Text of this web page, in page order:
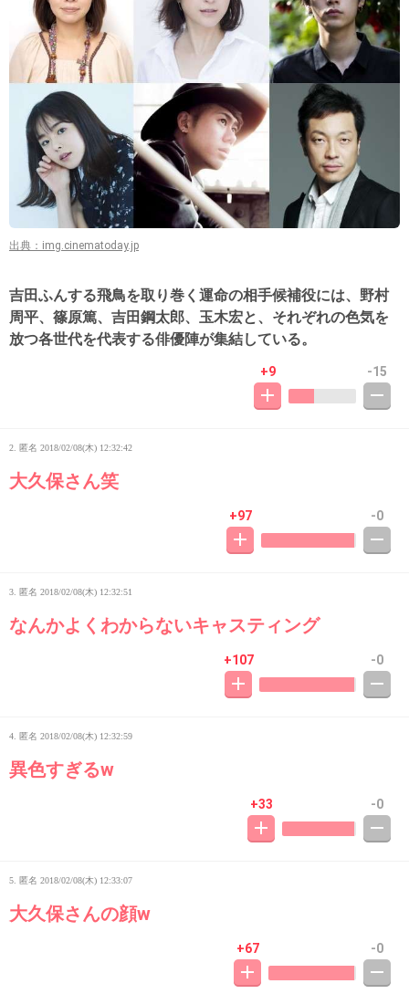
出典：img.cinematoday.jp
吉田ふんする飛鳥を取り巻く運命の相手候補役には、野村
周平、篠原篤、吉田鋼太郎、玉木宏と、それぞれの色気を
放つ各世代を代表する俳優陣が集結している。
+9 -15
2. 匿名 2018/02/08(木) 12:32:42
大久保さん笑
+97 -0
3. 匿名 2018/02/08(木) 12:32:51
なんかよくわからないキャスティング
+107 -0
4. 匿名 2018/02/08(木) 12:32:59
異色すぎるw
+33 -0
5. 匿名 2018/02/08(木) 12:33:07
大久保さんの顔w
+67 -0